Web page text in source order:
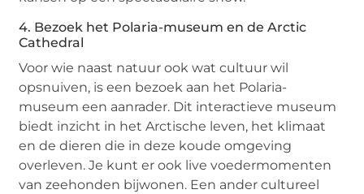
4. Bezoek het Polaria-museum en de Arctic
Cathedral
Voor wie naast natuur ook wat cultuur wil
opsnuiven, is een bezoek aan het Polaria-
museum een aanrader. Dit interactieve museum
biedt inzicht in het Arctische leven, het klimaat
en de dieren die in deze koude omgeving
overleven. Je kunt er ook live voedermomenten
van zeehonden bijwonen. Een ander cultureel